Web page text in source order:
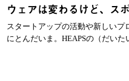
ウェアは変わるけど、ス
スタートアップの活動や新しいプ
にとんだいま。HEAPSの（だいた